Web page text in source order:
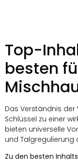
Top-
besten
Das Verständnis
Schlüssel zu einer
bieten universelle
und Talgregulierung
Zu den besten